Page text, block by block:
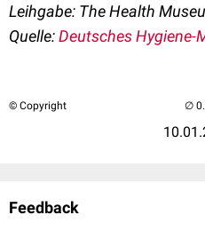
Leihgabe: The Health
Quelle:Deutsches Hygiene-
© Copyright
Feedback